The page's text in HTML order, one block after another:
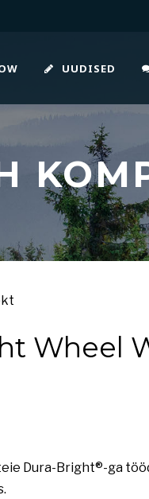
UUDISED
Wheel
Dura-Bright®-ga